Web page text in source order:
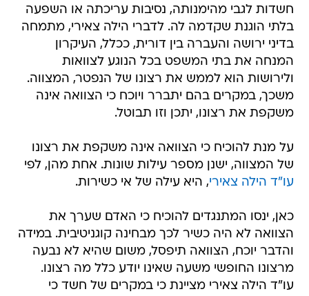
חשדות לגבי מהימנותה, נסיבות עריכתה או השפעה
בלתי הוגנת שקדמה לה. לדברי הילה צאירי, מתמחה
בדיני ירושה והעברה בין דורית, ככלל, העיקרון
המנחה את בתי המשפט בכל הנוגע לצוואות
ולירושות הוא לממש את רצונו של הנפטר, המצווה.
משכך, במקרים בהם יתברר ויוכח כי הצוואה אינה
משקפת את רצונו, יתכן וזו תבוטל.
על מנת להוכיח כי הצוואה אינה משקפת את רצונו
של המצווה, ישנן מספר עילות שונות. אחת מהן, לפי
עו"ד הילה צאירי, היא עילה של אי כשירות.
כאן, ינסו המתנגדים להוכיח כי האדם שערך את
הצוואה לא היה כשיר לכך מבחינה קוגניטיבית. במידה
והדבר יוכח, הצוואה תיפסל, משום שהיא לא נבעה
מרצונו החופשי משעה שאינו יודע כלל מה רצונו.
עו"ד הילה צאירי מציינת כי במקרים של חשד כי